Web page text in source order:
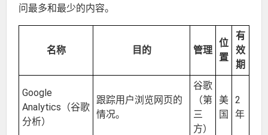
问最多和最少的内容。
名称 目的 管理
位
置
有
效
期
Google
Analytics（谷歌
分析）
跟踪用户浏览网页的
情况。
谷歌
（第
三
方）
美
国
2
年